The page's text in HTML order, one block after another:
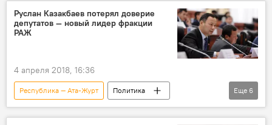
фракция
Руслан Казакбаев потерял доверие
депутатов — новый лидер фракции
РАЖ
4 апреля 2018, 16:36
Республика — Ата-Журт
Политика
Новости
Кыргызстан
Еще 6